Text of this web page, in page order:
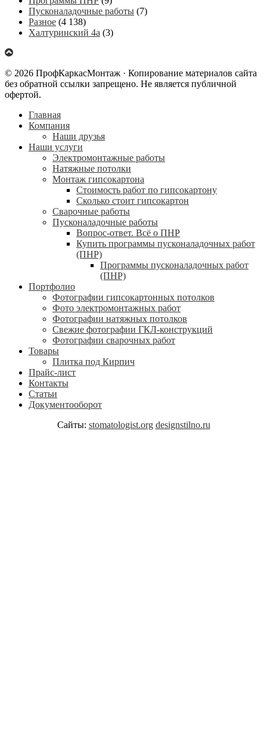
Пусконаладочные работы (7)
Разное (4 138)
Халтуринский 4а (3)
© 2026 ПрофКаркасМонтаж · Копирование материалов сайта
без обратной ссылки запрещено. Не является публичной
офертой.
Главная
Компания
Наши друзья
Наши услуги
Электромонтажные работы
Натяжные потолки
Монтаж гипсокартона
Стоимость работ по гипсокартону
Сколько стоит гипсокартон
Сварочные работы
Пусконаладочные работы
Вопрос-ответ. Всё о ПНР
Купить программы пусконаладочных работ
(ПНР)
Программы пусконаладочных работ
(ПНР)
Портфолио
Фотографии гипсокартонных потолков
Фото электромонтажных работ
Фотографии натяжных потолков
Свежие фотографии ГКЛ-конструкций
Фотографии сварочных работ
Товары
Плитка под Кирпич
Прайс-лист
Контакты
Статьи
Документооборот
Сайты: stomatologist.org designstilno.ru